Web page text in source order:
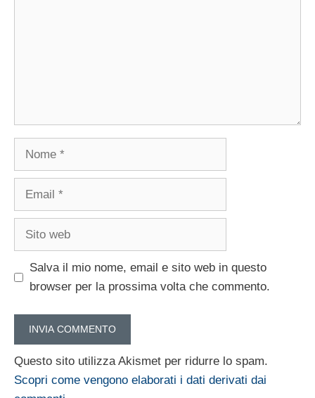
Nome
Email
Sito
Salva il mio nome, email e sito web in questo
browser per la prossima volta che commento.
Questo sito utilizza Akismet per ridurre lo spam.
Scopri come vengono elaborati i dati derivati dai